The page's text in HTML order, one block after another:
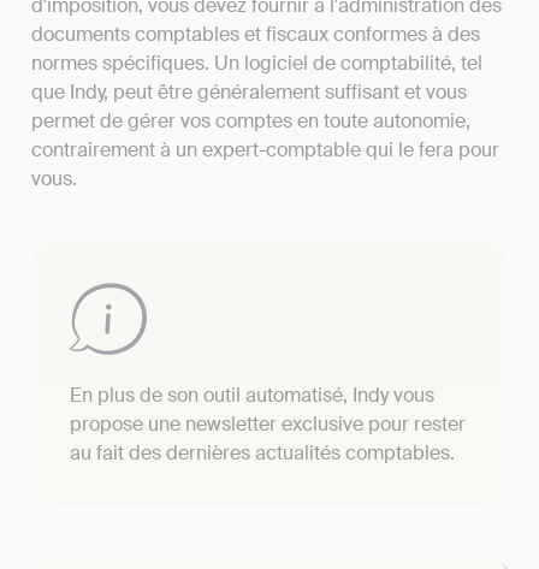
d'imposition, vous devez fournir à l'administration des
documents comptables et fiscaux conformes à des
normes spécifiques. Un logiciel de comptabilité, tel
que Indy, peut être généralement suffisant et vous
permet de gérer vos comptes en toute autonomie,
contrairement à un expert-comptable qui le fera pour
vous.
En plus de son outil automatisé, Indy vous
propose une newsletter exclusive pour rester
au fait des dernières actualités comptables.